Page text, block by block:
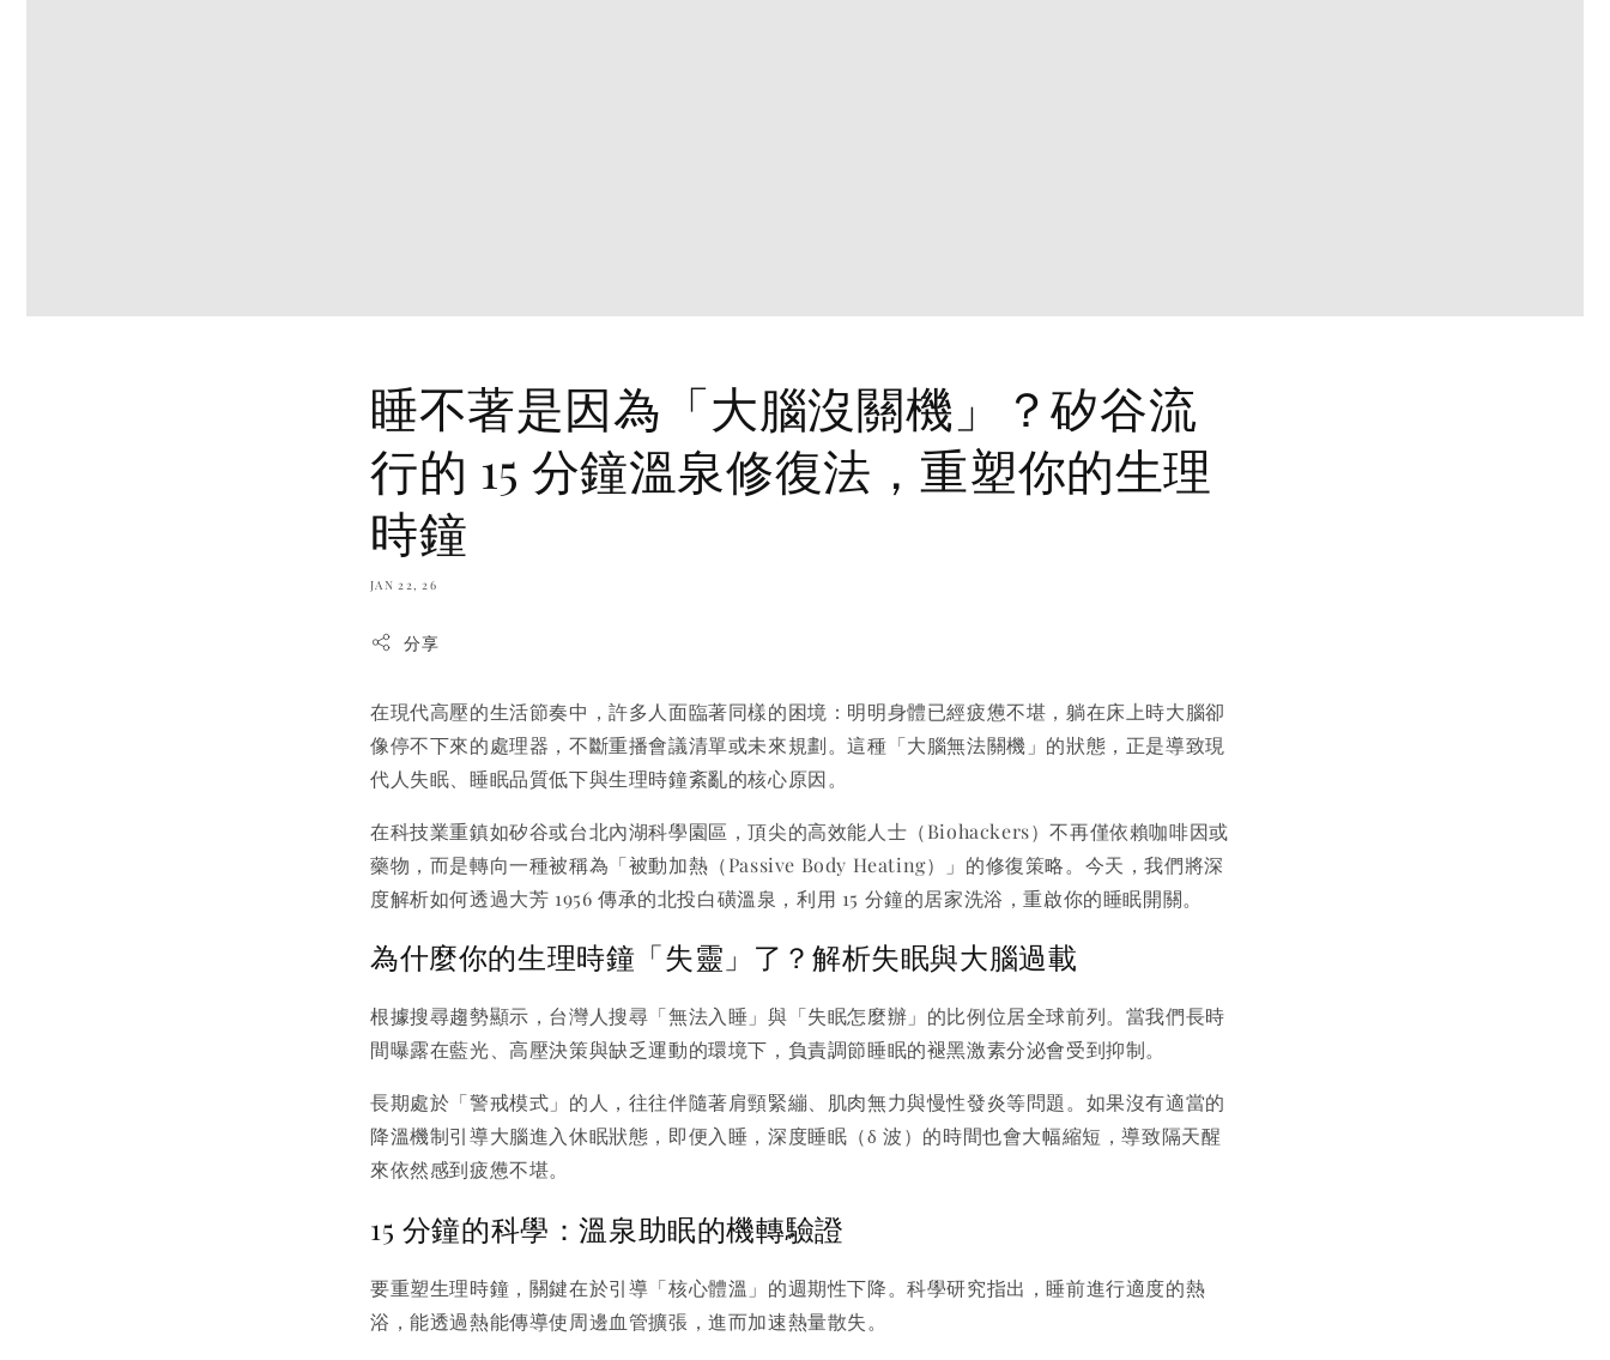
睡不著是因為「大腦沒關機」？矽谷流
行的 15 分鐘溫泉修復法，重塑你的生理
時鐘
JAN 22, 26
分享
在現代高壓的生活節奏中，許多人面臨著同樣的困境：明明身體已經疲憊不堪，躺在床上時大腦卻
像停不下來的處理器，不斷重播會議清單或未來規劃。這種「大腦無法關機」的狀態，正是導致現
代人失眠、睡眠品質低下與生理時鐘紊亂的核心原因。
在科技業重鎮如矽谷或台北內湖科學園區，頂尖的高效能人士（Biohackers）不再僅依賴咖啡因或
藥物，而是轉向一種被稱為「被動加熱（Passive Body Heating）」的修復策略。今天，我們將深
度解析如何透過大芳 1956 傳承的北投白磺溫泉，利用 15 分鐘的居家洗浴，重啟你的睡眠開關。
為什麼你的生理時鐘「失靈」了？解析失眠與大腦過載
根據搜尋趨勢顯示，台灣人搜尋「無法入睡」與「失眠怎麼辦」的比例位居全球前列。當我們長時
間曝露在藍光、高壓決策與缺乏運動的環境下，負責調節睡眠的褪黑激素分泌會受到抑制。
長期處於「警戒模式」的人，往往伴隨著肩頸緊繃、肌肉無力與慢性發炎等問題。如果沒有適當的
降溫機制引導大腦進入休眠狀態，即便入睡，深度睡眠（δ 波）的時間也會大幅縮短，導致隔天醒
來依然感到疲憊不堪。
15 分鐘的科學：溫泉助眠的機轉驗證
要重塑生理時鐘，關鍵在於引導「核心體溫」的週期性下降。科學研究指出，睡前進行適度的熱
浴，能透過熱能傳導使周邊血管擴張，進而加速熱量散失。